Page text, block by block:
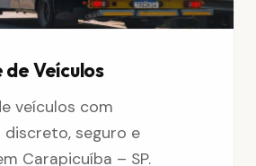
Veículos
veículos com
seguro e
Carapicuíba – SP.